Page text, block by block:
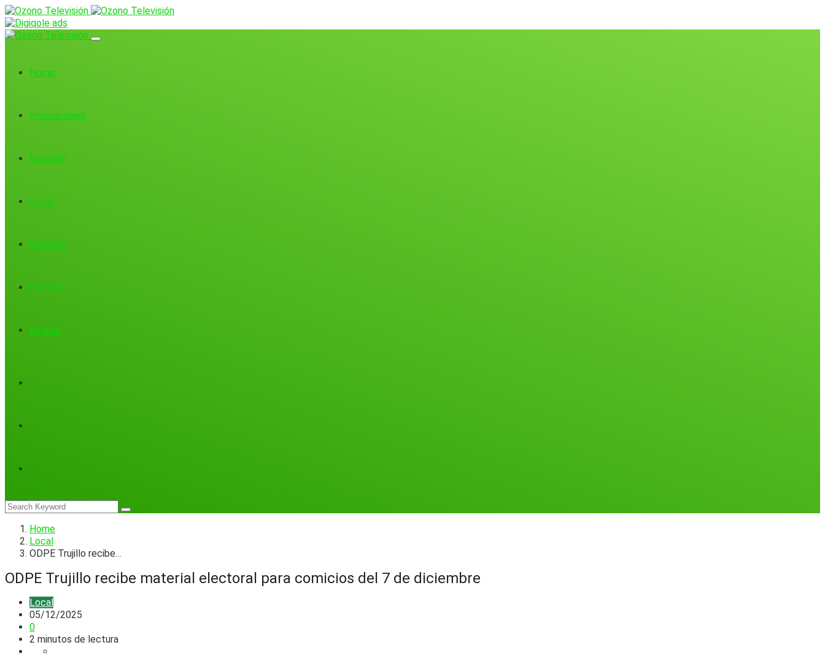
Home
Internacional
Nacional
Local
Deporte
Política
En Vivo
Home
Local
ODPE Trujillo recibe…
ODPE Trujillo recibe material electoral para comicios del 7 de diciembre
Local
05/12/2025
0
2 minutos de lectura